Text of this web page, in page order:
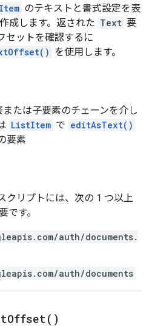
のテキストと書式設定を表
成します。返された Text 要
セットを確認するに
を使用します。
または子要素のチェーンを介し
ListItem で editAsText()
要素
クリプトには、次の 1 つ以上
です。
auth/documents.
auth/documents
Offset( )